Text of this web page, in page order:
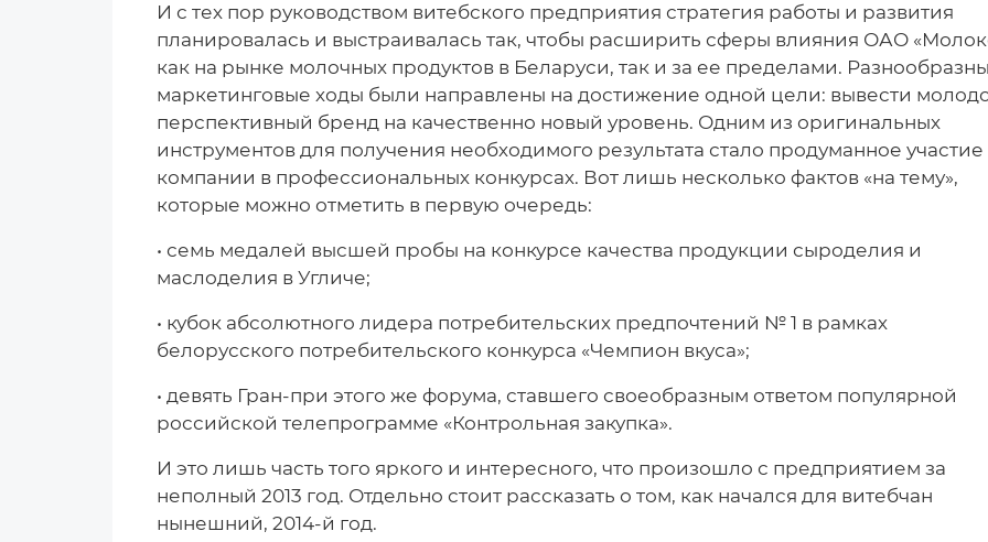
И с тех пор руководством витебского предприятия стратегия работы и развития
планировалась и выстраивалась так, чтобы расширить сферы влияния ОАО
как на рынке молочных продуктов в Беларуси, так и за ее пределами.
маркетинговые ходы были направлены на достижение одной цели: вывести
перспективный бренд на качественно новый уровень. Одним из оригинальных
инструментов для получения необходимого результата стало продуманное участие
компании в профессиональных конкурсах. Вот лишь несколько фактов «на тему»,
которые можно отметить в первую очередь:
• семь медалей высшей пробы на конкурсе качества продукции сыроделия и
маслоделия в Угличе;
• кубок абсолютного лидера потребительских предпочтений № 1 в рамках
белорусского потребительского конкурса «Чемпион вкуса»;
• девять Гран-при этого же форума, ставшего своеобразным ответом популярной
российской телепрограмме «Контрольная закупка».
И это лишь часть того яркого и интересного, что произошло с предприятием за
неполный 2013 год. Отдельно стоит рассказать о том, как начался для витебчан
нынешний, 2014-й год.